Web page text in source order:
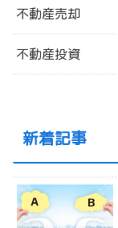
不動産売却
不動産投資
新着記事